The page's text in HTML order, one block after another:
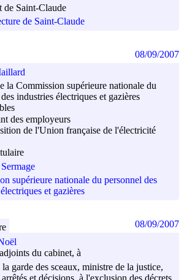
de Saint-Claude
de Saint-Claude
la Commission supérieure nationale du
industries électriques et gazières
des employeurs
de l'Union française de l'électricité
supérieure nationale du personnel des
et gazières
08/09/2007
du cabinet, à
garde des sceaux, ministre de la justice,
et décisions, à l'exclusion des décrets,
08/09/2007